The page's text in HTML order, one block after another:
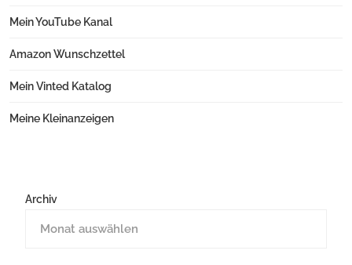
Mein YouTube Kanal
Amazon Wunschzettel
Mein Vinted Katalog
Meine Kleinanzeigen
Archiv